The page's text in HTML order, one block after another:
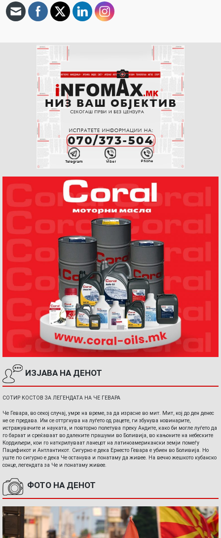
ИЗЈАВА НА ДЕНОТ
СОТИР КОСТОВ ЗА ЛЕГЕНДАТА НА ЧЕ ГЕВАРА
Че Гевара, во секој случај, умре на време, за да израсне во мит. Мит, кој до ден денес
не се предава. Им се оттргнува на луѓето од рацете, ги збунува новинарите,
истражувачите и науката, и повторно полетува преку Андите, како би могле луѓето да
го бараат и среќаваат во далеките прашуми во Боливија, во кањоните на небеските
Кордиљери, кои го наткрилуваат ланецот на латиноамерикански земји помеѓу
Пацификот и Антлантикот. Сигурно е дека Ернесто Гевара е убиен во Боливија. Но
уште по сигурно е дека Че останува и понатаму да живее. На вечно жешкото кубанско
сонце, легендата за Че и понатаму живее.
ФОТО НА ДЕНОТ